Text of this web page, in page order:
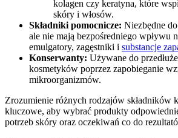
kolagen czy keratyna, które
skóry i włosów.
Składniki pomocnicze: Niezbędne
ale nie mają bezpośredniego wpływu
emulgatory, zagęstniki i substancje
Konserwanty: Używane do
kosmetyków poprzez zapobieganie
mikroorganizmów.
Zrozumienie różnych rodzajów składników
kluczowe, aby wybrać produkty
potrzeb skóry oraz oczekiwań co do